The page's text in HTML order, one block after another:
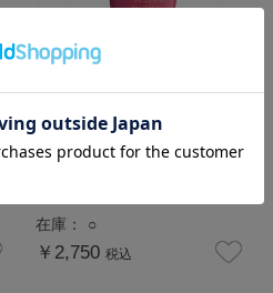
MOR（モア）リトルラグ
ジュアリーズ ハンドクリ
在庫： ○
￥2,750 税込